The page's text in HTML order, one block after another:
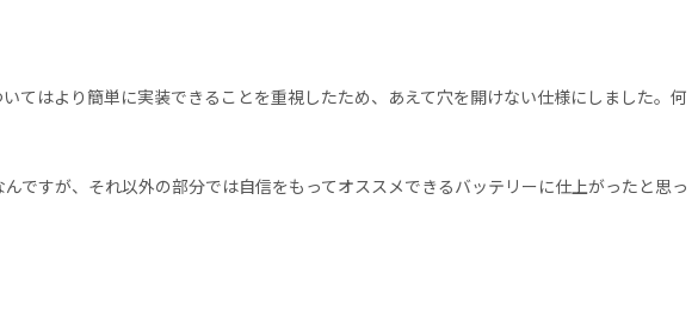
はより簡単に実装できることを重視したため、あえて穴を開けない仕様にしました。何
ですが、それ以外の部分では自信をもってオススメできるバッテリーに仕上がったと思っ